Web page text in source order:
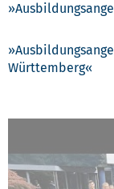
Württemberg